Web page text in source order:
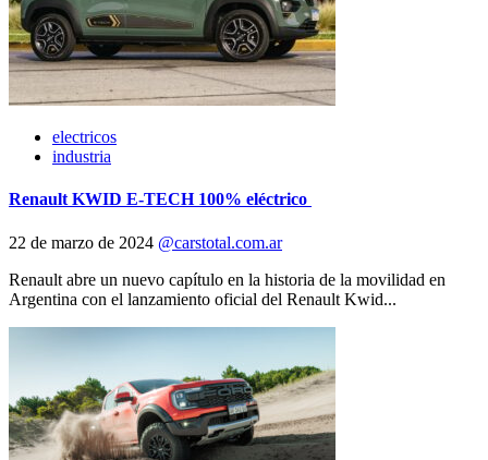
electricos
industria
Renault KWID E-TECH 100% eléctrico
22 de marzo de 2024 @carstotal.com.ar
Renault abre un nuevo capítulo en la historia de la movilidad en
Argentina con el lanzamiento oficial del Renault Kwid...